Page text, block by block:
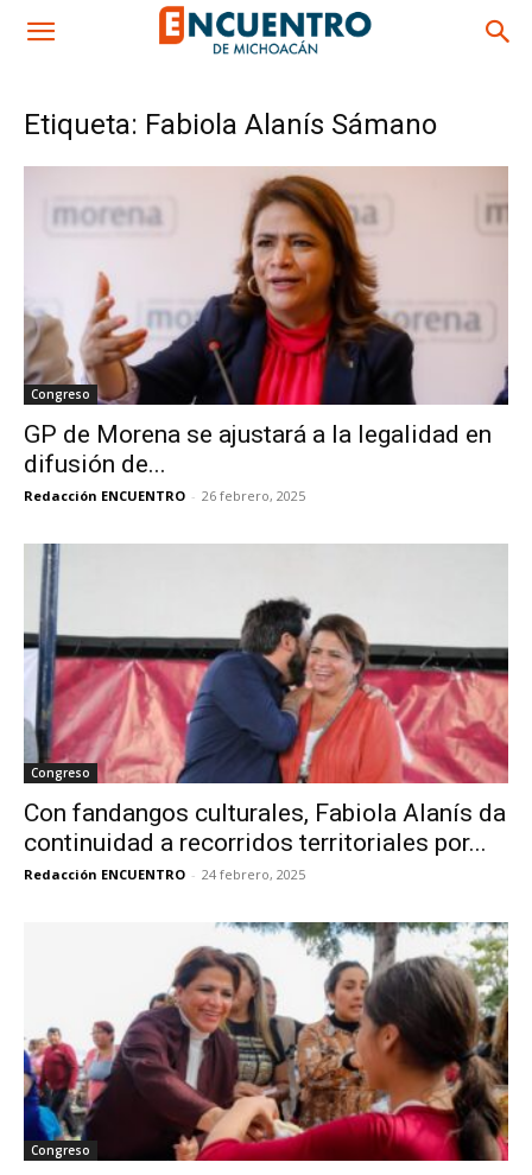
Etiqueta: Fabiola Alanís Sámano
Congreso
GP de Morena se ajustará a la legalidad en
difusión de...
Redacción ENCUENTRO - 26 febrero, 2025
Congreso
Con fandangos culturales, Fabiola Alanís da
continuidad a recorridos territoriales por...
Redacción ENCUENTRO - 24 febrero, 2025
Congreso